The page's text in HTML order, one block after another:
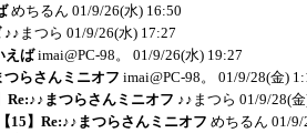
めちるん 01/9/26(水) 16:50
♪♪まつら 01/9/26(水) 17:27
えばimai@PC-98。 01/9/26(水) 19:27
つらさんミニオフ imai@PC-98。 01/9/28(金)
Re:♪♪まつらさんミニオフ ♪♪まつら 01/9/28(
【15】Re:♪♪まつらさんミニオフ めちるん 01/9/